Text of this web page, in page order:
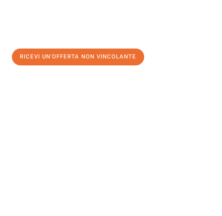
RICEVI UN'OFFERTA NON VINCOLANTE